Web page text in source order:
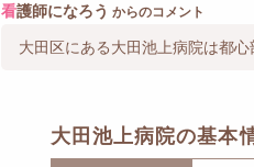
看護師になろう からのコメント
大田区にある大田池上病院は都
大田池上病院の基本